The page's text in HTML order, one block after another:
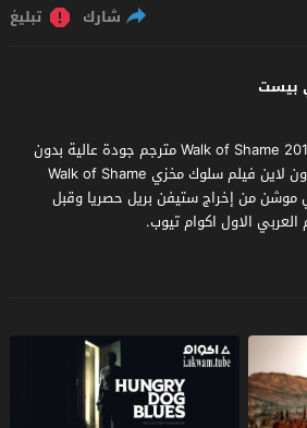
شارك تبليغ
بيست
مشاهدة وتحميل فيلم Walk of Shame 2014 مترجم جودة عالية بدون
اعلانات مزعجة مشاهدة اون لاين فيلم سلوك مخزي Walk of Shame
موشن من إخراج ستيفن بريل حصريا وقبل
الاول اكوام تيوب.